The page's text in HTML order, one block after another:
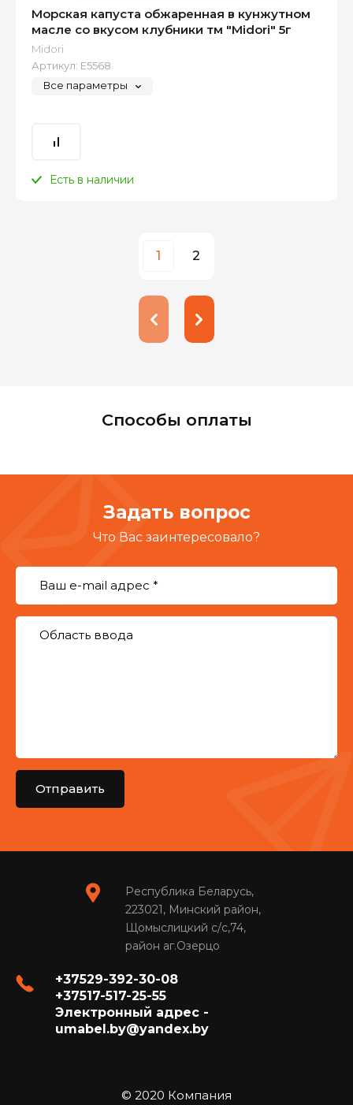
Морская капуста обжаренная в кунжутном
масле со вкусом клубники тм "Midori" 5г
Midori
Артикул: Е5568
Все параметры
Есть в наличии
1 2
Способы оплаты
Задать вопрос
Что Вас заинтересовало?
Отправить
Республика Беларусь,
223021, Минский район,
Щомыслицкий с/с,74,
район аг.Озерцо
+37529-392-30-08
+37517-517-25-55
Электронный адрес -
umabel.by@yandex.by
© 2020 Компания